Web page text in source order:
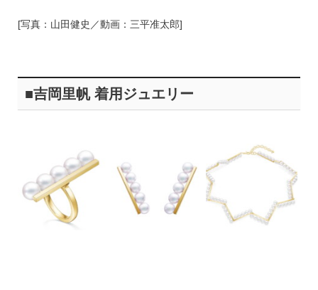
[写真：山田健史／動画：三平准太郎]
■吉岡里帆 着用ジュエリー